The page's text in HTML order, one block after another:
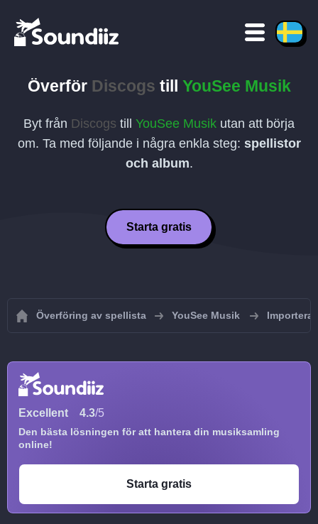
Överför Discogs till YouSee Musik
Byt från Discogs till YouSee Musik utan att börja
om. Ta med följande i några enkla steg: spellistor
och album.
Starta gratis
Överföring av spellista YouSee Musik Importera
Excellent 4.3/5
Den bästa lösningen för att hantera din musiksamling
online!
Starta gratis